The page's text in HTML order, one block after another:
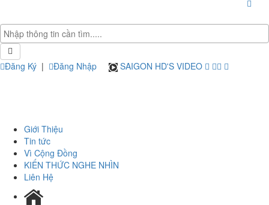
Đăng Ký | Đăng Nhập SAIGON HD'S VIDEO
Giới Thiệu
Tin tức
Vì Cộng Đồng
KIẾN THỨC NGHE NHÌN
Liên Hệ